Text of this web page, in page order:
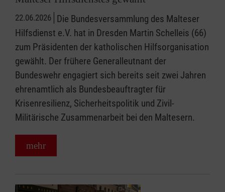
22.06.2026 Die Bundesversammlung des Malteser
Hilfsdienst e.V. hat in Dresden Martin Schelleis (66)
zum Präsidenten der katholischen Hilfsorganisation
gewählt. Der frühere Generalleutnant der
Bundeswehr engagiert sich bereits seit zwei Jahren
ehrenamtlich als Bundesbeauftragter für
Krisenresilienz, Sicherheitspolitik und Zivil-
Militärische Zusammenarbeit bei den Maltesern.
mehr